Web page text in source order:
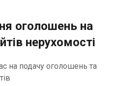
оголошень на
нерухомості
на подачу оголошень та